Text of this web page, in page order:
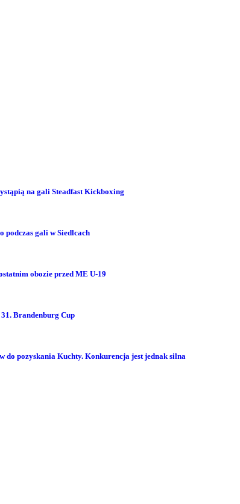
na gali Steadfast Kickboxing
podczas gali w Siedlcach
obozie przed ME U-19
Brandenburg Cup
do pozyskania Kuchty. Konkurencja jest jednak silna